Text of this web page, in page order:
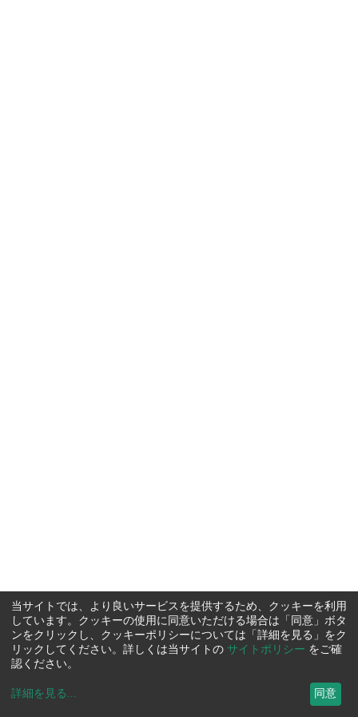
当サイトでは、より良いサービスを提供するため、クッキーを利用
しています。クッキーの使用に同意いただける場合は「同意」ボタ
ンをクリックし、クッキーポリシーについては「詳細を見る」をク
リックしてください。詳しくは当サイトの サイトポリシー をご確
認ください。
詳細を見る ... 同意